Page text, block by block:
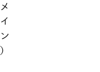
メ
イ
ン
）